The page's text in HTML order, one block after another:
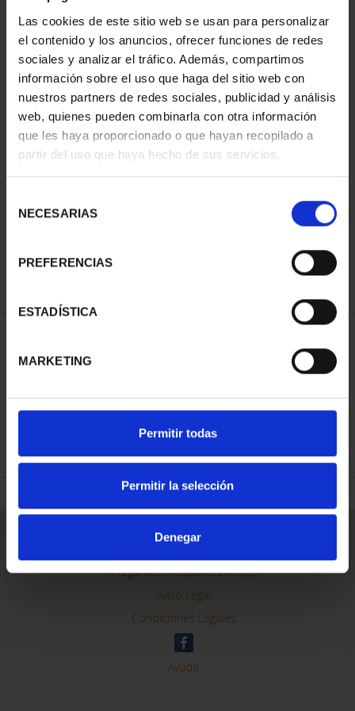
Las cookies de este sitio web se usan para personalizar
el contenido y los anuncios, ofrecer funciones de redes
sociales y analizar el tráfico. Además, compartimos
información sobre el uso que haga del sitio web con
nuestros partners de redes sociales, publicidad y análisis
web, quienes pueden combinarla con otra información
que les haya proporcionado o que hayan recopilado a
partir del uso que haya hecho de sus servicios.
NECESARIAS
PREFERENCIAS
ESTADÍSTICA
MARKETING
Permitir todas
Permitir la selección
Denegar
PATRIMONIO
NACIONAL I - EL
73,00 €
REFINAR
Información General
Contacto
Preguntas Frequentes (FAQs)
Aviso Legal
Condiciones Legales
Ayuda